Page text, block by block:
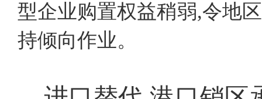
型企业购置权益稍弱,令地
持倾向作业。